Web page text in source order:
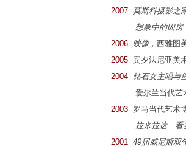
2007 莫斯科摄影之
想象中的囚房
2006 映像 ，西雅图
2005 宾夕法尼亚美
2004 钻石女主唱与
爱尔兰当代艺术
2003 罗马当代艺术
拉米拉达—看
2001 49届威尼斯双